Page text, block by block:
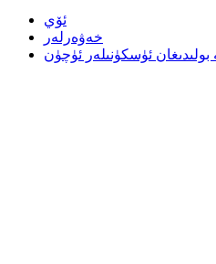
ئۆي
خەۋەرلەر